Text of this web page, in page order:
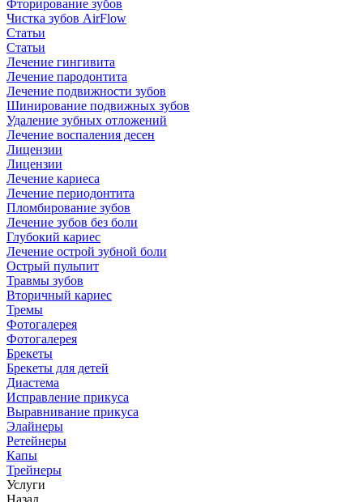
Фторирование зубов
Чистка зубов AirFlow
Статьи
Статьи
Лечение гингивита
Лечение пародонтита
Лечение подвижности зубов
Шинирование подвижных зубов
Удаление зубных отложений
Лечение воспаления десен
Лицензии
Лицензии
Лечение кариеса
Лечение периодонтита
Пломбирование зубов
Лечение зубов без боли
Глубокий кариес
Лечение острой зубной боли
Острый пульпит
Травмы зубов
Вторичный кариес
Тремы
Фотогалерея
Фотогалерея
Брекеты
Брекеты для детей
Диастема
Исправление прикуса
Выравнивание прикуса
Элайнеры
Ретейнеры
Капы
Трейнеры
Услуги
Назад